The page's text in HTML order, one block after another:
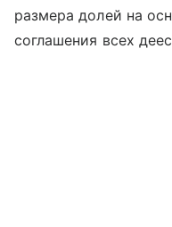
размера долей на
соглашения всех